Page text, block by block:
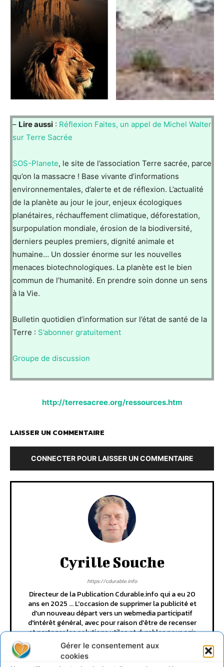
Gérer le consentement aux
cookies
– Lire aussi : Réflexion Faites, un appel de Michel Walter
sur Terre Sacrée
SOS-Planete, le site de l’association Terre sacrée, parce
qu’on la massacre ! Base vivante d’informations
environnementales, d’alerte et de réflexion. L’actualité
de la planète au jour le jour, enjeux écologiques
planétaires, réchauffement climatique, déforestation,
surpopulation mondiale, érosion de la biodiversité,
derniers peuples premiers, dignité animale et
humaine… Un dossier énorme sur les nouvelles
menaces biotechnologiques. La planète est le bien
commun de l’humanité. En prendre soin donne un sens
à la Vie.
Bulletin quotidien d’information sur l’état de santé de la
Terre : S’abonner gratuitement
Groupe de discussion
http://terresacree.org/ressources.htm
LAISSER UN COMMENTAIRE
CONNECTER POUR LAISSER UN COMMENTAIRE
Cyrille Souche
https://cdurable.info
Directeur de la Publication Cdurable.info qui a eu 20
ans en 2025 ... L'occasion de supprimer la publicité et
d'un nouveau départ vers un webmedia participatif
d'intérêt général, avec pour raison d'être de recenser
et partager les solutions utiles et durables pour agir
et coopérer avec le vivant. Je suis ouvert à toute
proposition de coopération mutuellement bénéfique
au service de la régénération du vivant.